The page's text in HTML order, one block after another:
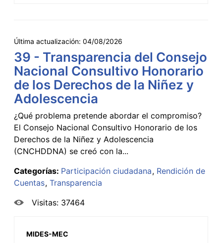
Última actualización: 04/08/2026
39 - Transparencia del Consejo
Nacional Consultivo Honorario
de los Derechos de la Niñez y
Adolescencia
¿Qué problema pretende abordar el compromiso?
El Consejo Nacional Consultivo Honorario de los
Derechos de la Niñez y Adolescencia
(CNCHDDNA) se creó con la...
Categorías: Participación ciudadana Rendición de
Cuentas Transparencia
Visitas: 37464
MIDES-MEC